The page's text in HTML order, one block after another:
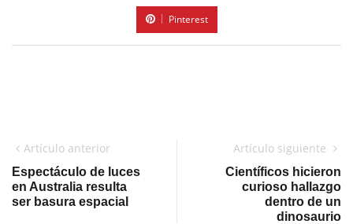
Pinterest
Artículo anterior
Espectáculo de luces
en Australia resulta
ser basura espacial
Artículo siguiente
Científicos hicieron
curioso hallazgo
dentro de un
dinosaurio